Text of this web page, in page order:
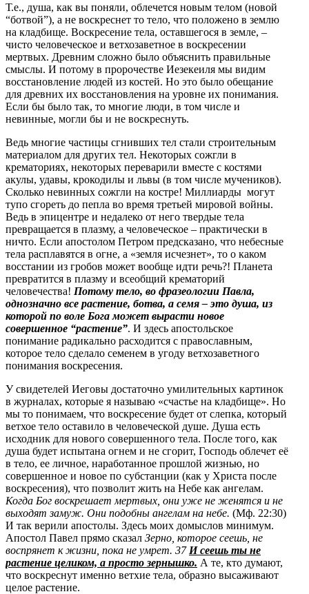
Т.е., душа, как вы поняли, облечется новым телом (новой
“ботвой”), а не воскреснет то тело, что положено в землю
на кладбище. Воскресение тела, оставшегося в земле, –
чисто человеческое и ветхозаветное в воскресении
мертвых. Древним сложно было объяснить правильные
смыслы. И потому в пророчестве Иезекеиля мы видим
восстановление людей из костей. Но это было обещание
для древних их восстановления на уровне их понимания.
Если бы было так, то многие люди, в том числе и
невинные, могли бы и не воскреснуть.
Ведь многие частицы сгнивших тел стали строительным
материалом для других тел. Некоторых сожгли в
крематориях, некоторых переварили вместе с костями
акулы, удавы, крокодилы и львы (в том числе мучеников).
Сколько невинных сожгли на костре! Миллиарды могут
тупо сгореть до пепла во время третьей мировой войны.
Ведь в эпицентре и недалеко от него твердые тела
превращается в плазму, а человеческое – практически в
ничто. Если апостолом Петром предсказано, что небесные
тела расплавятся в огне, а «земля исчезнет», то о каком
восстании из гробов может вообще идти речь?! Планета
превратится в плазму и всеобщий крематорий
человечества! Потому тело, во фразеологии Павла,
однозначно все растение, ботва, а семя – это душа, из
которой по воле Бога может вырасти новое
совершенное “растение”. И здесь апостольское
понимание радикально расходится с православным,
которое тело сделало семенем в угоду ветхозаветного
понимания воскресения.
У свидетелей Иеговы достаточно умилительных картинок
в журналах, которые я называю «счастье на кладбище». Но
мы то понимаем, что воскресение будет от слепка, который
ветхое тело оставило в человеческой душе. Душа есть
исходник для нового совершенного тела. После того, как
душа будет испытана огнем и не сгорит, Господь облечет её
в тело, ее личное, наработанное прошлой жизнью, но
совершенное и новое по субстанции (как у Христа после
воскресения), что позволит жить на Небе как ангелам.
Когда Бог воскрешает мертвых, они уже не женятся и не
выходят замуж. Они подобны ангелам на небе. (Мф. 22:30)
И так верили апостолы. Здесь моих домыслов минимум.
Апостол Павел прямо сказал Зерно, которое сеешь, не
воспрянет к жизни, пока не умрет. 37 И сеешь ты не
растение целиком, а просто зернышко. А те, кто думают,
что воскреснут именно ветхие тела, образно высаживают
целое растение.